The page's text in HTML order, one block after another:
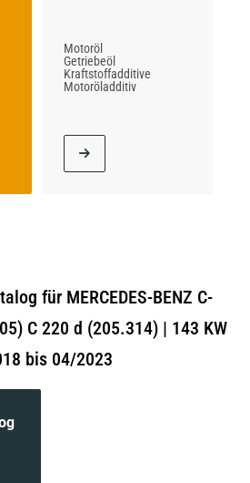
Motoröl
Getriebeöl
Kraftstoffadditive
Motoröladditiv
für MERCEDES-BENZ C-
C 220 d (205.314) | 143 KW
bis 04/2023